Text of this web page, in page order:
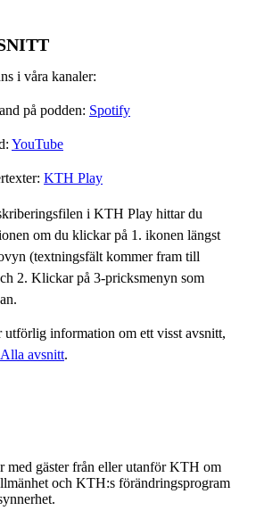
i våra kanaler:
på podden: Spotify
YouTube
KTH Play
i KTH Play hittar du
om du klickar på 1. ikonen längst
(textningsfält kommer fram till
2. Klickar på 3-pricksmenyn som
utförlig information om ett visst avsnitt,
Alla avsnitt.
med gäster från eller utanför KTH om
och KTH:s förändringsprogram